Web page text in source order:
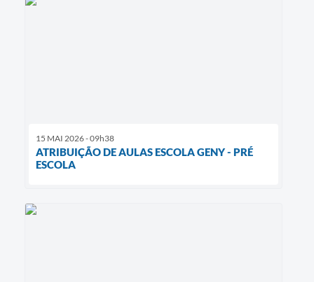
15 MAI 2026 - 09h38
ATRIBUIÇÃO DE AULAS ESCOLA GENY - PRÉ
ESCOLA